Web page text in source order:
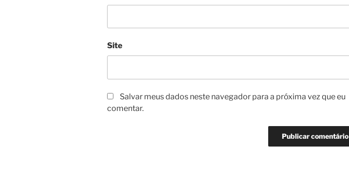
Site
Salvar meus dados neste navegador para a próxima vez que eu
comentar.